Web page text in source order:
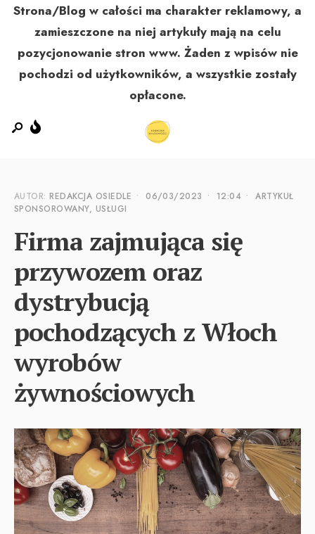
Strona/Blog w całości ma charakter reklamowy, a
zamieszczone na niej artykuły mają na celu
pozycjonowanie stron www. Żaden z wpisów nie
pochodzi od użytkowników, a wszystkie zostały
opłacone.
AUTOR:REDAKCJA OSIEDLE • 06/03/2023 • 12:04 •
ARTYKUŁ
SPONSOROWANY, USŁUGI
Firma zajmująca się
przywozem oraz
dystrybucją
pochodzących z Włoch
wyrobów
żywnościowych